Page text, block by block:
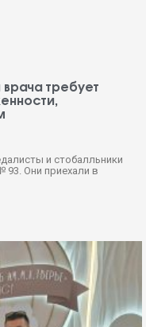
требует
и стобалльники
93. Они приехали в